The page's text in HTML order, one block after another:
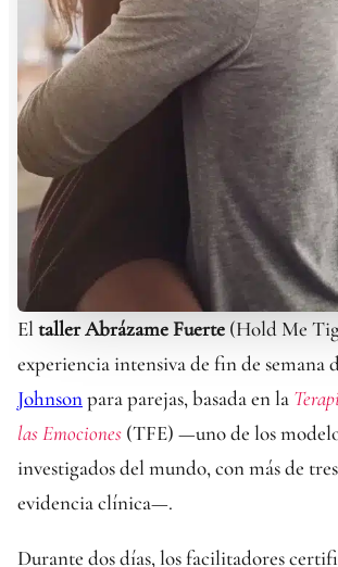
El taller Abrázame Fuerte (Hold Me
experiencia intensiva de fin de semana
Johnsonpara parejas, basada en la
las Emociones (TFE) —uno de los
investigados del mundo, con más de
evidencia clínica—.
Durante dos días, los facilitadores